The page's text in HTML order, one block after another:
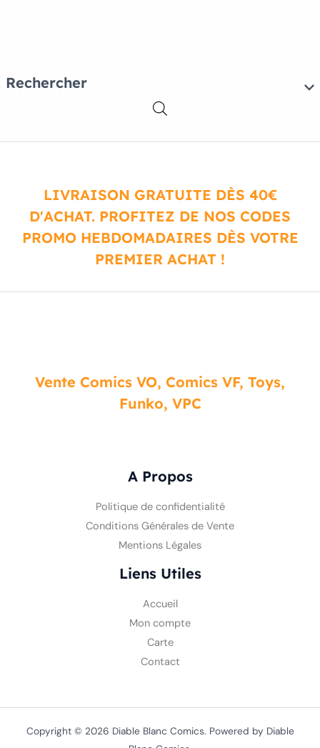
Rechercher
LIVRAISON GRATUITE DÈS 40€
D'ACHAT. PROFITEZ DE NOS CODES
PROMO HEBDOMADAIRES DÈS VOTRE
PREMIER ACHAT !
Vente Comics VO, Comics VF, Toys,
Funko, VPC
A Propos
Politique de confidentialité
Conditions Générales de Vente
Mentions Légales
Liens Utiles
Accueil
Mon compte
Carte
Contact
Copyright © 2026 Diable Blanc Comics. Powered by Diable